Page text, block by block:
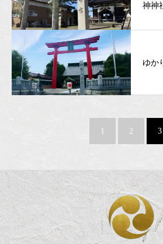
神神
ゆか
1 2 3